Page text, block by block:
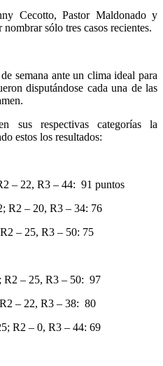
Cecotto, Pastor Maldonado y
sólo tres casos recientes.
semana ante un clima ideal para
disputándose cada una de las
sus respectivas categorías la
estos los resultados:
– 22, R3 – 44: 91 puntos
R2 – 20, R3 – 34: 76
– 25, R3 – 50: 75
R2 – 25, R3 – 50: 97
– 22, R3 – 38: 80
R2 – 0, R3 – 44: 69